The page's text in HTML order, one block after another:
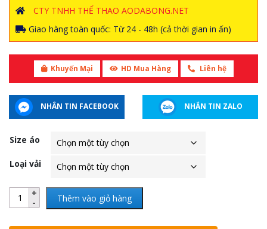
CTY TNHH THỂ THAO AODABONG.NET
Giao hàng toàn quốc: Từ 24 - 48h (cả thời gian in ấn)
Khuyến Mại HD Mua Hàng Liên hệ
NHẮN TIN FACEBOOK NHẮN TIN ZALO
Size áo
Loại vải
Thêm vào giỏ hàng